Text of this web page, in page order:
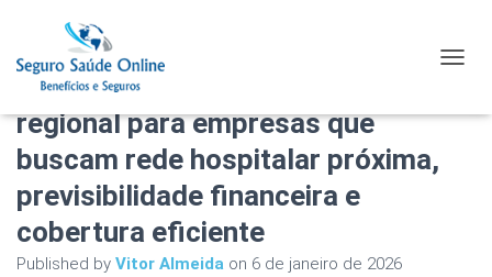
Plano de Saúde Corporativo
BlueMed em Itatiba: solução
regional para empresas que
buscam rede hospitalar próxima,
previsibilidade financeira e
cobertura eficiente
Published by Vitor Almeida on 6 de janeiro de 2026